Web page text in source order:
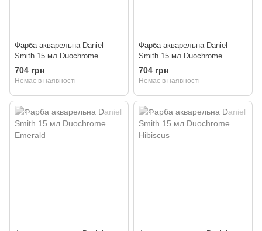
Фарба акварельна Daniel
Smith 15 мл Duochrome
Aquamarine
704 грн
Немає в наявності
Фарба акварельна Daniel
Smith 15 мл Duochrome
Autumn Mystery
704 грн
Немає в наявності